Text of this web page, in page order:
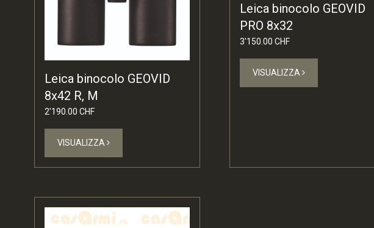
Leica binocolo GEOVID
8x42 R, M
2'190.00 CHF
VISUALIZZA
Leica binocolo GEOVID
PRO 8x32
3'150.00 CHF
VISUALIZZA